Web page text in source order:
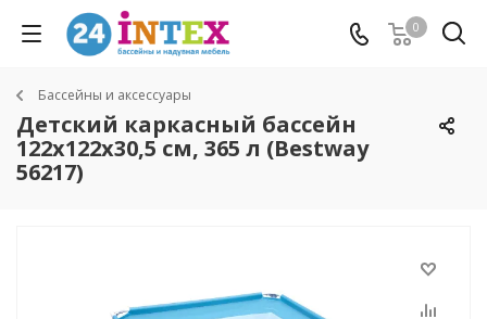
0
Бассейны и аксессуары
Детский каркасный бассейн
122х122х30,5 см, 365 л (Bestway
56217)